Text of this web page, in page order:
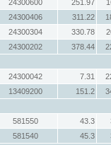
24300600 251.97
24300406 311.22
24300304 330.78
24300202 378.44
24300042 7.31
13409200 151.2
581550 43.3
581540 45.3